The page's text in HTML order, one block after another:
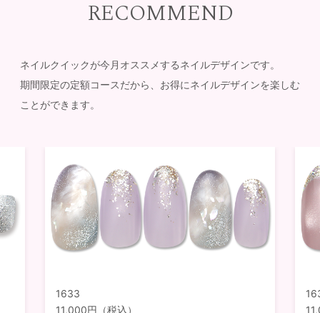
RECOMMEND
ネイルクイックが今月オススメするネイルデザインです。
期間限定の定額コースだから、お得にネイルデザインを楽しむ
ことができます。
1633
11,000円（税込）